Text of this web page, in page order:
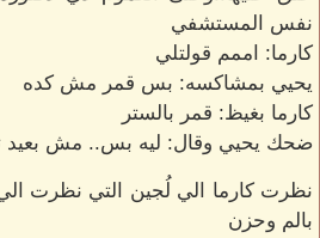
نفس المستشفي
كارما: اممم قولتلي
يحيي بمشاكسه: بس قمر مش كده
كارما بغيظ: قمر بالستر
ضحك يحيي وقال: ليه بس.. مش بعيد
نظرت كارما الي لُجين التي نظرت
بالم وحزن